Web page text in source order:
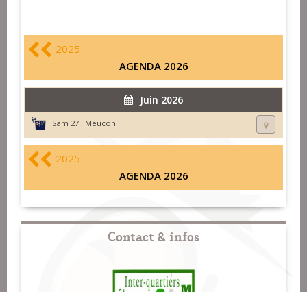
2025
AGENDA 2026
Juin 2026
Sam 27 : Meucon
2025
AGENDA 2026
Contact & infos